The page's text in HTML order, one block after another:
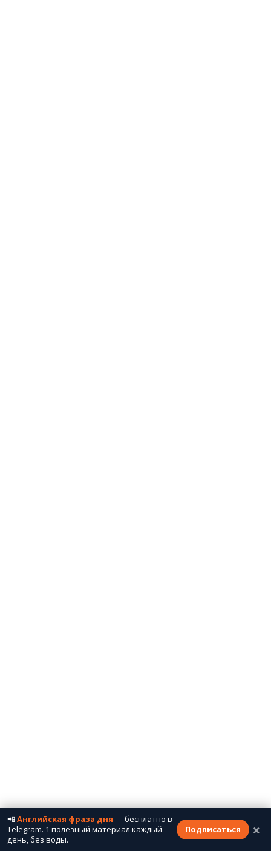
📲Английская фраза дня — бесплатно в
Telegram. 1 полезный материал каждый
день, без воды.
Подписаться ×